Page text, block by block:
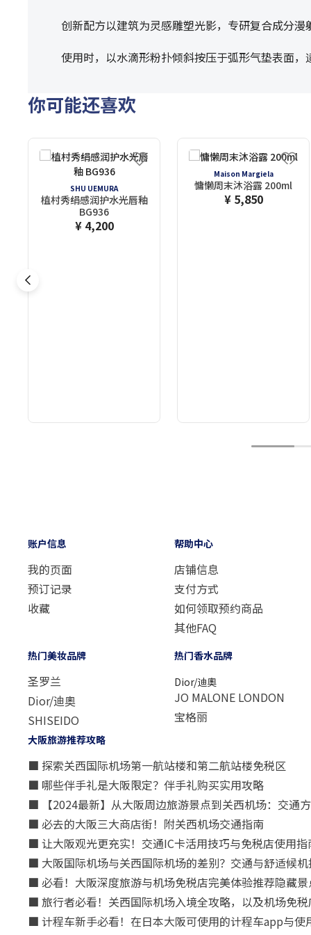
创新配方以建筑为灵感雕塑光影，专研复合成分
使用时，以水滴形粉扑倾斜按压于弧形气垫表面，
你可能还喜欢
SHU UEMURA
植村秀绢感润护水光唇釉
BG936
¥ 4,200
Maison Margiela
慵懒周末沐浴露 200ml
¥ 5,850
1
账户信息
我的页面
预订记录
收藏
帮助中心
店铺信息
支付方式
如何领取预约商品
其他FAQ
热门美妆品牌
圣罗兰
Dior/迪奧
SHISEIDO
热门香水品牌
Dior/迪奧
JO MALONE LONDON
宝格丽
大阪旅游推荐攻略
■ 探索关西国际机场第一航站楼和第二航站楼免税区
■ 哪些伴手礼是大阪限定？伴手礼购买实用攻略
■ 【2024最新】从大阪周边旅游景点到关西机场：交通
■ 必去的大阪三大商店街！附关西机场交通指南
■ 让大阪观光更充实！交通IC卡活用技巧与免税店使用指
■ 大阪国际机场与关西国际机场的差别？交通与舒适候
■ 必看！大阪深度旅游与机场免税店完美体验推荐隐藏
■ 旅行者必看！关西国际机场入境全攻略，以及机场免
■ 计程车新手必看！在日本大阪可使用的计程车app与使